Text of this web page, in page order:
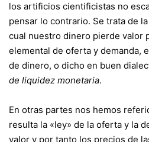
los artificios cientificistas no
pensar lo contrario. Se trata de la
cual nuestro dinero pierde valor
elemental de oferta y demanda,
de dinero, o dicho en buen
de liquidez monetaria.
En otras partes nos hemos
resulta la «ley» de la oferta y la
valor y por tanto los precios de